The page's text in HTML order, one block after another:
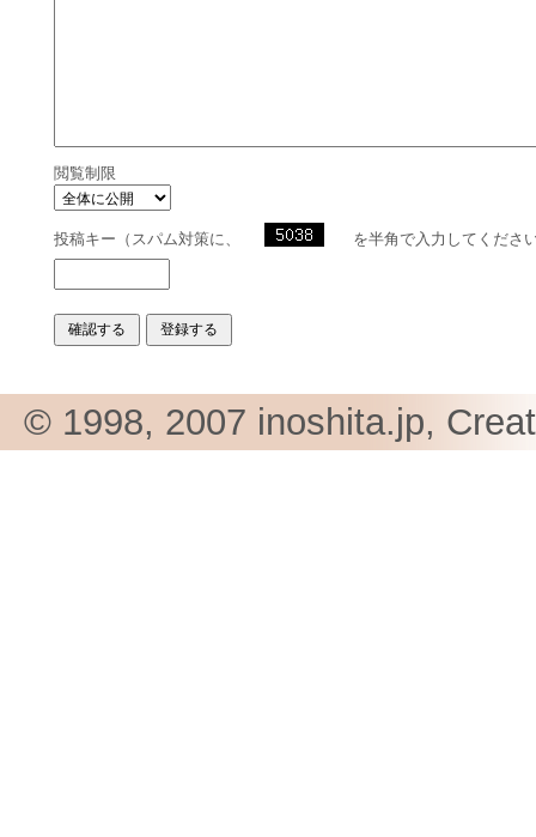
閲覧制限
投稿キー（スパム対策に、 を半角で入力してくださ
© 1998, 2007 inoshita.jp,